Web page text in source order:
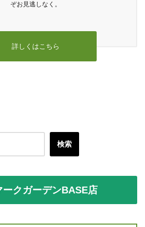
ぞお見逃しなく。
詳しくはこちら
検索
ークガーデンBASE店